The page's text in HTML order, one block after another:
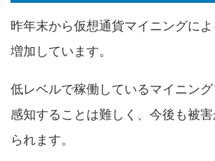
昨年末から仮想通貨マイニングに
増加しています。
低レベルで稼働しているマイニン
感知することは難しく、今後も被害
られます。